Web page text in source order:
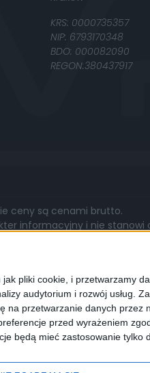
pliki cookie, i przetwarzamy
audytorium i rozwój usług.
przetwarzanie danych
przed wyrażeniem
będą mieć zastosowanie
KRS: 0000735357
NIP: 6793170348
BDO: 000082090
REGON:380437917
ceny są cenami brutto.
informacyjny i nie stanowi
na wykorzystywanie
stron internetowych
cookies.